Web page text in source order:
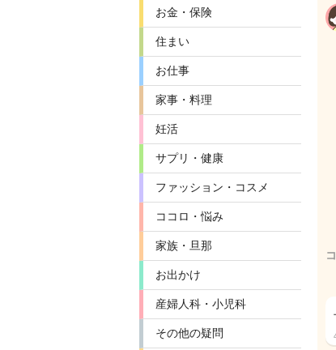
お金・保険
住まい
お仕事
家事・料理
妊活
サプリ・健康
ファッション・コスメ
ココロ・悩み
家族・旦那
お出かけ
産婦人科・小児科
その他の疑問